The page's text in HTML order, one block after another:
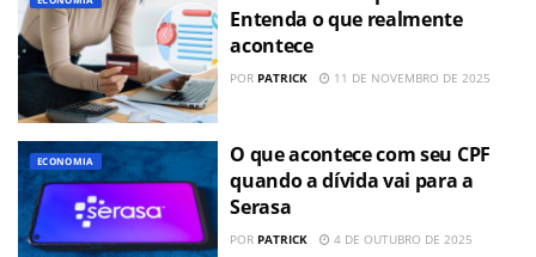
Entenda o que realmente
acontece
POR PATRICK 11 DE NOVEMBRO DE 2025
ECONOMIA
O que acontece com seu CPF
quando a dívida vai para a
Serasa
POR PATRICK 4 DE OUTUBRO DE 2025